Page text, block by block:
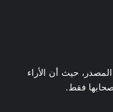
حيث أن الأراء
فقط.